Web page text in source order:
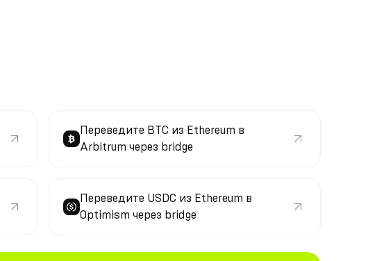
Переведите BTC из Ethereum в
Arbitrum через bridge
Переведите USDC из Ethereum в
Optimism через bridge